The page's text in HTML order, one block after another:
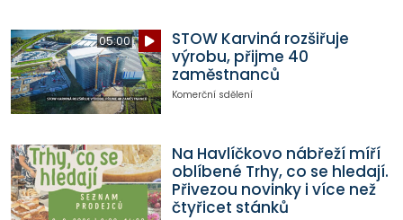
05:00
STOW Karviná rozšiřuje
výrobu, přijme 40
zaměstnanců
Komerční sdělení
Na Havlíčkovo nábřeží míří
oblíbené Trhy, co se hledají.
Přivezou novinky i více než
čtyřicet stánků